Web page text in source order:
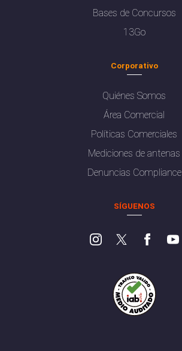
Bases de Concursos
13Go
Corporativo
Quiénes Somos
Área Comercial
Políticas Comerciales
Mediciones de antenas
Denuncias Compliance
SÍGUENOS